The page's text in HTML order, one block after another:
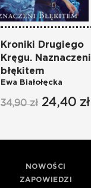
Kroniki Drugiego
Kręgu. Naznaczeni
błękitem
Ewa Białołęcka
34,90 zł 24,40 zł
NOWOŚCI
ZAPOWIEDZI